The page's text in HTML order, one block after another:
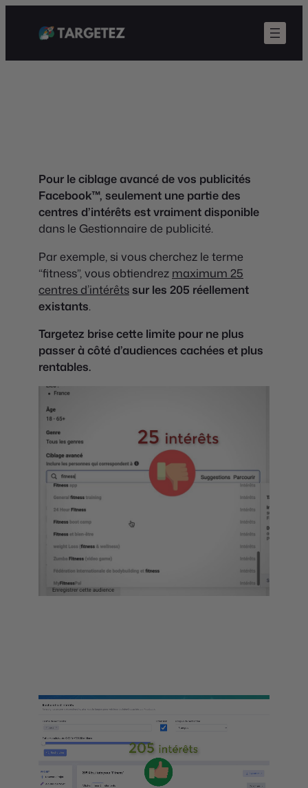
Pour le ciblage avancé de vos publicités
Facebook™, seulement une partie des
centres d’intérêts est vraiment disponible
dans le Gestionnaire de publicité.
Par exemple, si vous cherchez le terme
“fitness”, vous obtiendrez maximum 25
centres d’intérêts sur les 205 réellement
existants.
Targetez brise cette limite pour ne plus
passer à côté d’audiences cachées et plus
rentables.